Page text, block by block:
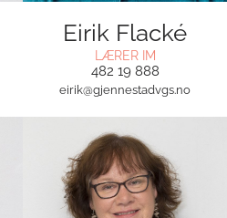
Eirik Flacké
LÆRER IM
482 19 888
eirik@gjennestadvgs.no